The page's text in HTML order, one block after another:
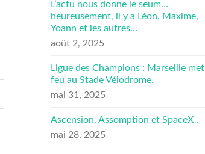
L’actu nous donne le seum…
heureusement, il y a Léon, Maxime,
Yoann et les autres…
août 2, 2025
Ligue des Champions : Marseille
feu au Stade Vélodrome.
mai 31, 2025
Ascension, Assomption et SpaceX .
mai 28, 2025